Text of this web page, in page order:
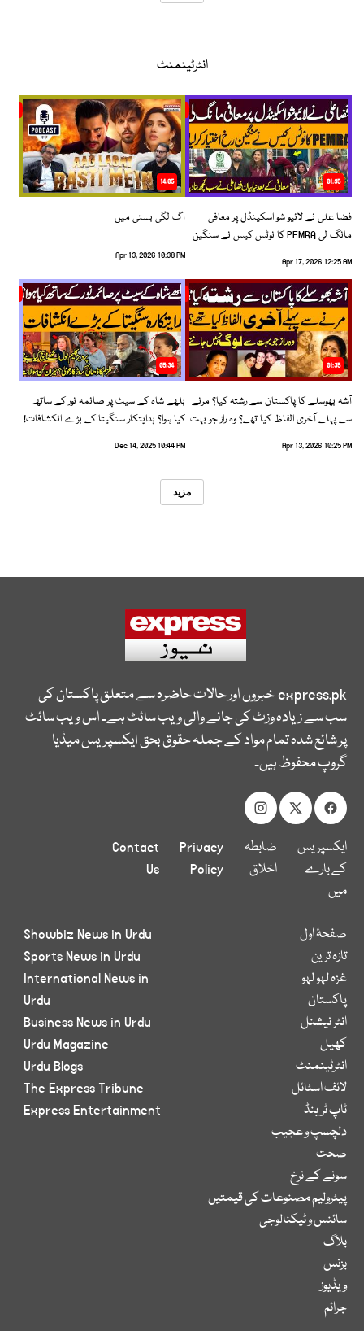
انٹرٹینمنٹ
01:35
فضا علی نے لائیو شو اسکینڈل پر معافی
مانگ لی PEMRA کا نوٹس کیس نے سنگین
Apr 17, 2026 12:25 AM
14:05
آگ لگی بستی میں
Apr 13, 2026 10:38 PM
01:35
آشہ بھوسلے کا پاکستان سے رشتہ کیا؟ مرنے
سے پہلے آخری الفاظ کیا تھے؟ وہ راز جو بہت
Apr 13, 2026 10:25 PM
05:34
بلھے شاہ کے سیٹ پر صائمہ نور کے ساتھ
کیا ہوا؟ ہدایتکار سنگیتا کے بڑے انکشافات!
Dec 14, 2025 10:44 PM
مزید
express.pkخبروں اور حالات حاضرہ سے متعلق پاکستان کی
سب سے زیادہ وزٹ کی جانے والی ویب سائٹ ہے۔ اس ویب سائٹ
پر شائع شدہ تمام مواد کے جملہ حقوق بحق ایکسپریس میڈیا
گروپ محفوظ ہیں۔
ایکسپریس
کے بارے
میں
ضابطہ
اخلاق
Privacy
Policy
Contact
Us
صفحۂ اول
تازہ ترین
غزہ لہو لہو
پاکستان
انٹر نیشنل
کھیل
انٹرٹینمنٹ
لائف اسٹائل
ٹاپ ٹرینڈ
دلچسپ و عجیب
صحت
سونے کے نرخ
پیٹرولیم مصنوعات کی قیمتیں
سائنس و ٹیکنالوجی
بلاگ
بزنس
ویڈیوز
جرائم
Showbiz News in Urdu
Sports News in Urdu
International News in
Urdu
Business News in Urdu
Urdu Magazine
Urdu Blogs
The Express Tribune
Express Entertainment